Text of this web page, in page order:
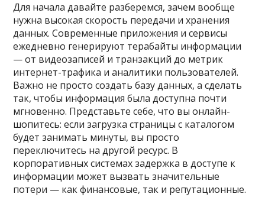
Для начала давайте разберемся, зачем вообще
нужна высокая скорость передачи и хранения
данных. Современные приложения и сервисы
ежедневно генерируют терабайты информации
— от видеозаписей и транзакций до метрик
интернет-трафика и аналитики пользователей.
Важно не просто создать базу данных, а сделать
так, чтобы информация была доступна почти
мгновенно. Представьте себе, что вы онлайн-
шопитесь: если загрузка страницы с каталогом
будет занимать минуты, вы просто
переключитесь на другой ресурс. В
корпоративных системах задержка в доступе к
информации может вызвать значительные
потери — как финансовые, так и репутационные.